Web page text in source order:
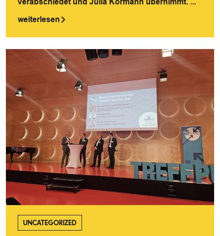
verabschiedet und Julia Kormann übernimmt. ...
weiterlesen
UNCATEGORIZED